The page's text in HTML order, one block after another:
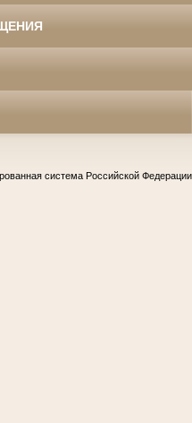
система Российской